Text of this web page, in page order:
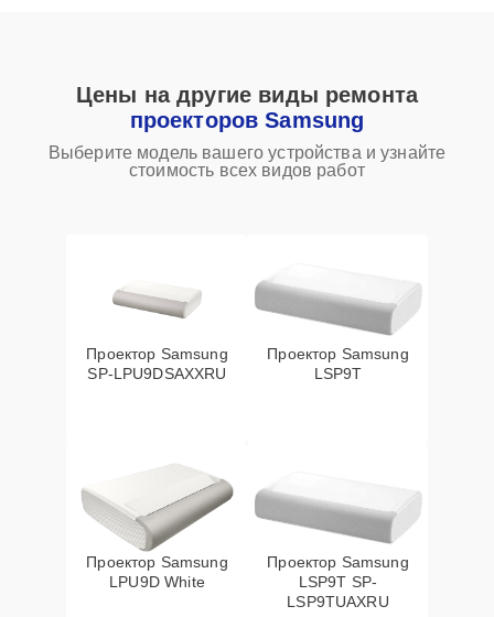
Цены на другие виды ремонта
проекторов Samsung
Выберите модель вашего устройства и узнайте
стоимость всех видов работ
Проектор Samsung
SP-LPU9DSAXXRU
Проектор Samsung
LSP9T
Проектор Samsung
LPU9D White
Проектор Samsung
LSP9T SP-
LSP9TUAXRU